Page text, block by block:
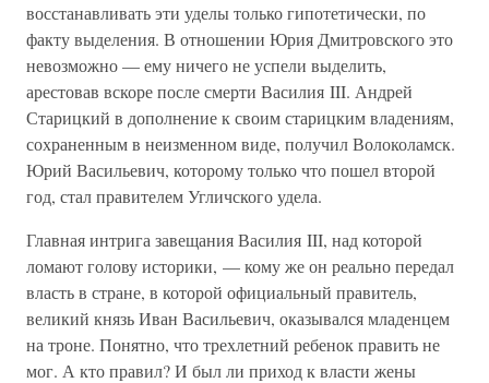
восстанавливать эти уделы только гипотетически, по
факту выделения. В отношении Юрия Дмитровского это
невозможно — ему ничего не успели выделить,
арестовав вскоре после смерти Василия III. Андрей
Старицкий в дополнение к своим старицким владениям,
сохраненным в неизменном виде, получил Волоколамск.
Юрий Васильевич, которому только что пошел второй
год, стал правителем Угличского удела.
Главная интрига завещания Василия III, над которой
ломают голову историки, — кому же он реально передал
власть в стране, в которой официальный правитель,
великий князь Иван Васильевич, оказывался младенцем
на троне. Понятно, что трехлетний ребенок править не
мог. А кто правил? И был ли приход к власти жены